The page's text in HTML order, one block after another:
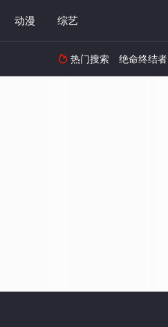
动漫 综艺
 热门搜索 绝命终结者